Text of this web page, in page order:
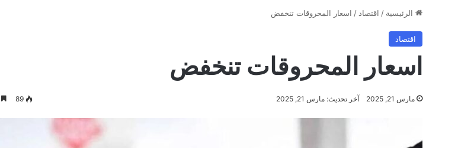
الرئيسية / اقتصاد / اسعار المحروقات تنخفض
اقتصاد
اسعار المحروقات تنخفض
مارس 21, 2025 آخر تحديث: مارس 21, 2025 89